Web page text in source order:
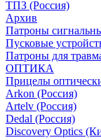
ТПЗ (Россия)
Архив
Патроны
Пусковые
Патроны для
ОПТИКА
Прицелы
Arkon (Россия)
Artelv (Россия)
Dedal (Россия)
Discovery Optics